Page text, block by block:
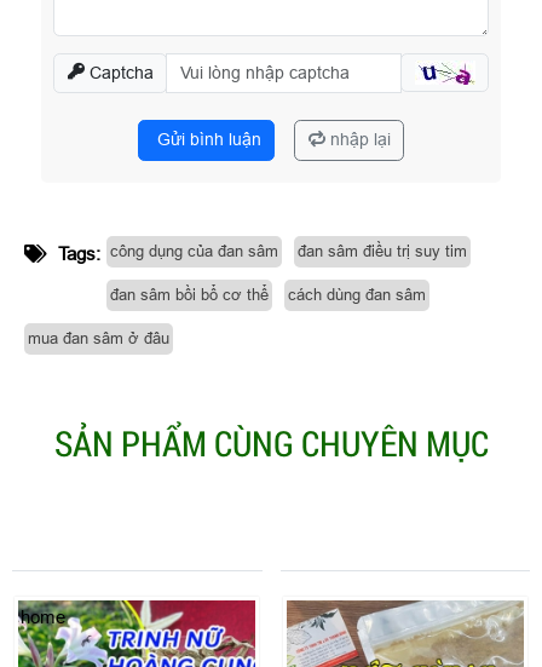
Captcha
Gửi bình luận nhập lại
Tags: công dụng của đan sâm đan sâm điều trị suy tim
đan sâm bồi bổ cơ thể cách dùng đan sâm
mua đan sâm ở đâu
SẢN PHẨM CÙNG CHUYÊN MỤC
home